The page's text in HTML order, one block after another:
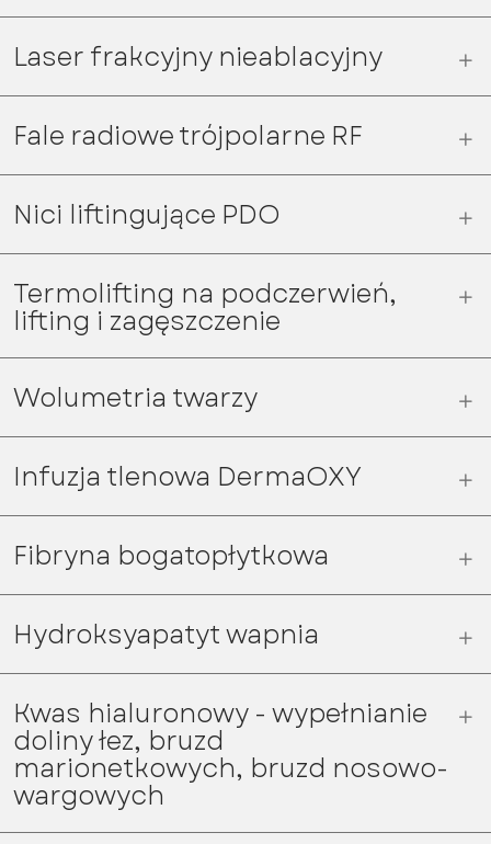
Laser frakcyjny nieablacyjny
Fale radiowe trójpolarne RF
Nici liftingujące PDO
Termolifting na podczerwień,
lifting i zagęszczenie
Wolumetria twarzy
Infuzja tlenowa DermaOXY
Fibryna bogatopłytkowa
Hydroksyapatyt wapnia
Kwas hialuronowy - wypełnianie
doliny łez, bruzd
marionetkowych, bruzd nosowo-
wargowych